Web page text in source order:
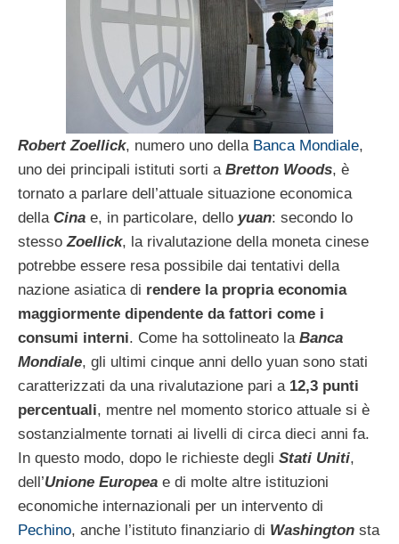
Robert Zoellick, numero uno della Banca Mondiale,
uno dei principali istituti sorti a Bretton Woods, è
tornato a parlare dell’attuale situazione economica
della Cina e, in particolare, dello yuan: secondo lo
stessoZoellick, la rivalutazione della moneta cinese
potrebbe essere resa possibile dai tentativi della
nazione asiatica di rendere la propria economia
maggiormente dipendente da fattori come i
consumi interni. Come ha sottolineato la Banca
Mondiale, gli ultimi cinque anni dello yuan sono stati
caratterizzati da una rivalutazione pari a 12,3 punti
percentuali, mentre nel momento storico attuale si è
sostanzialmente tornati ai livelli di circa dieci anni fa.
In questo modo, dopo le richieste degli Stati Uniti,
dell’Unione Europea e di molte altre istituzioni
economiche internazionali per un intervento di
Pechino, anche l’istituto finanziario di Washington sta